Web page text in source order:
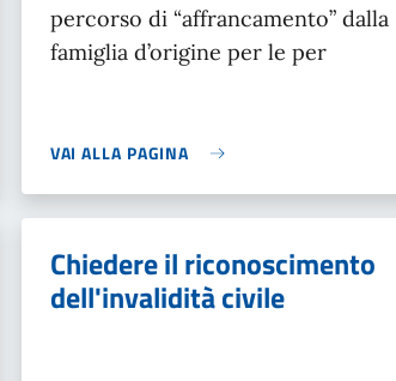
percorso di “affrancamento” dalla
famiglia d’origine per le per
VAI ALLA PAGINA
Chiedere il riconoscimento
dell'invalidità civile